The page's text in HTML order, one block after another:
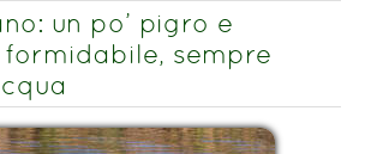
un po’ pigro e
sempre